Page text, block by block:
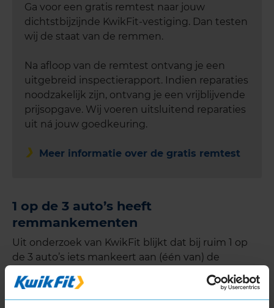
Ga voor een gratis remtest naar jouw
dichtstbijzijnde KwikFit-vestiging. Dan testen
wij de staat van de remmen.
Na afloop van de remtest ontvang je een
uitgebreid inspectierapport. Indien reparaties
noodzakelijk zijn, ontvang je een vrijblijvende
prijsopgave. Wij voeren uitsluitend reparaties
uit ná jouw goedkeuring.
Meer informatie over de gratis remtest
1 op de 3 auto’s heeft
remmankementen
Uit onderzoek van KwikFit blijkt dat bij ruim 1 op
de 3 auto’s iets mankeert aan (één van) de
Achterremmen (65%)